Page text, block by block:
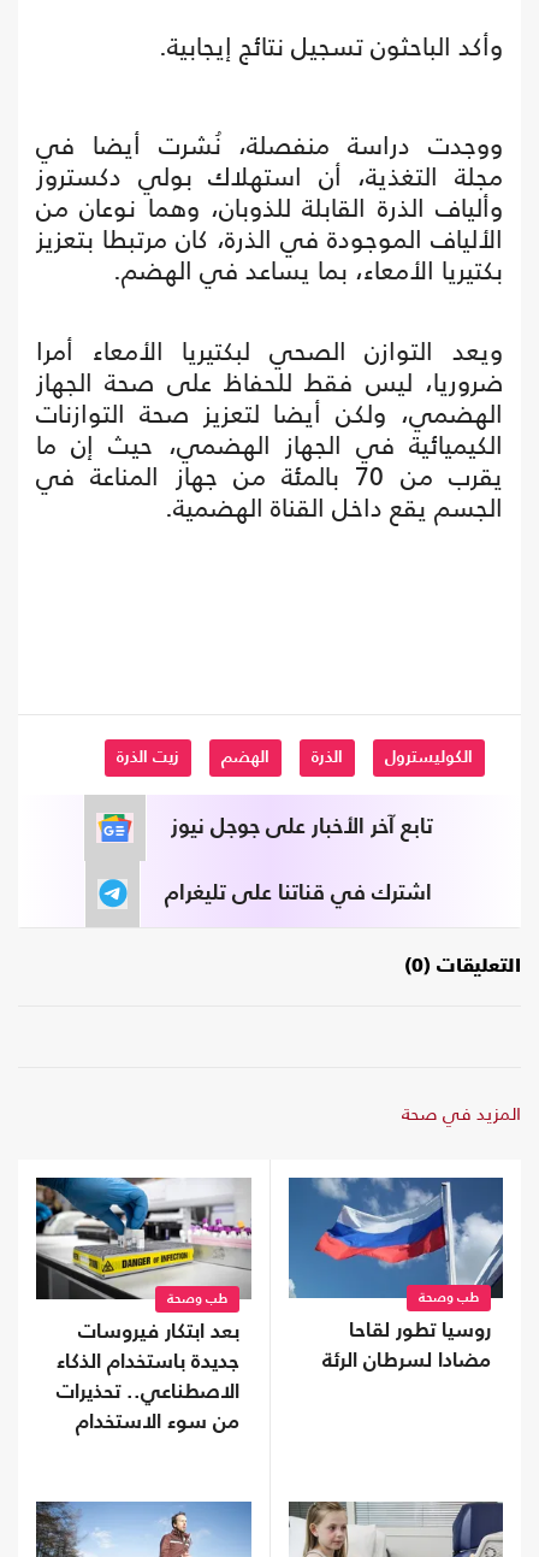
وأكد الباحثون تسجيل نتائج إيجابية.
ووجدت دراسة منفصلة، نُشرت أيضا في
مجلة التغذية، أن استهلاك بولي دكستروز
وألياف الذرة القابلة للذوبان، وهما نوعان من
الألياف الموجودة في الذرة، كان مرتبطا بتعزيز
بكتيريا الأمعاء، بما يساعد في الهضم.
ويعد التوازن الصحي لبكتيريا الأمعاء أمرا
ضروريا، ليس فقط للحفاظ على صحة الجهاز
الهضمي، ولكن أيضا لتعزيز صحة التوازنات
الكيميائية في الجهاز الهضمي، حيث إن ما
يقرب من 70 بالمئة من جهاز المناعة في
الجسم يقع داخل القناة الهضمية.
الكوليسترول الذرة الهضم زيت الذرة
تابع آخر الأخبار على جوجل نيوز
اشترك في قناتنا على تليغرام
التعليقات (0)
المزيد في صحة
طب وصحة
روسيا تطور لقاحا
مضادا لسرطان الرئة
طب وصحة
بعد ابتكار فيروسات
جديدة باستخدام الذكاء
الاصطناعي.. تحذيرات
من سوء الاستخدام